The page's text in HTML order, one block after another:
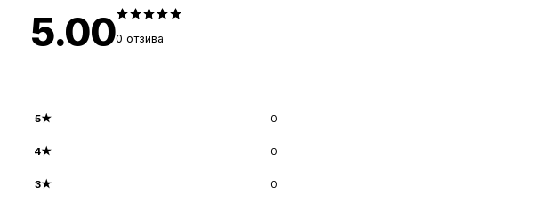
5.000 отзива
5★ 0
4★ 0
3★ 0